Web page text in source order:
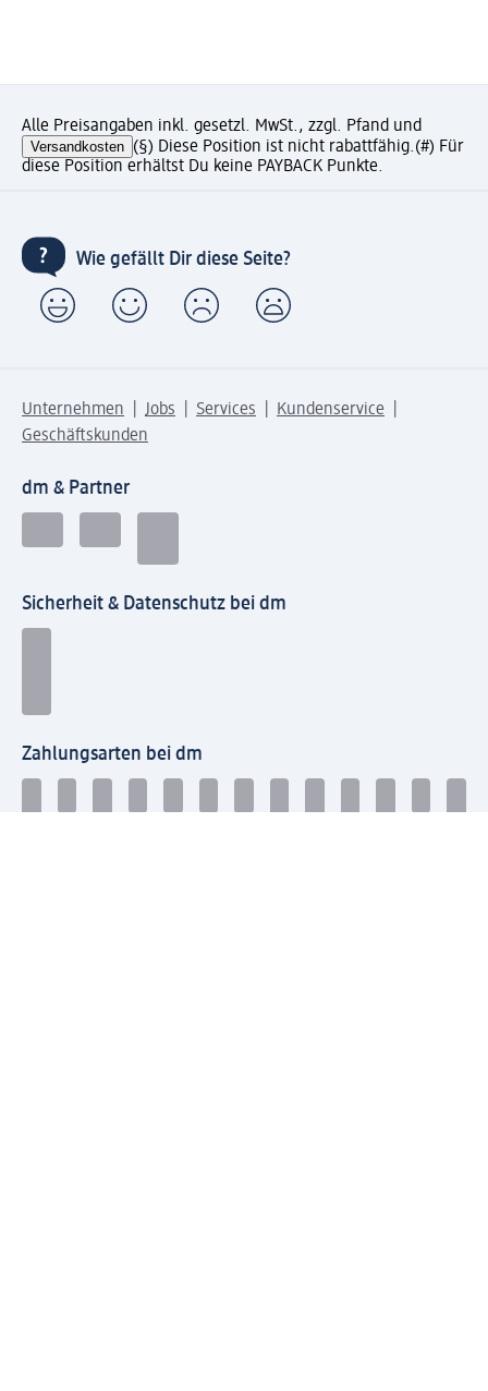
Alle Preisangaben inkl. gesetzl. MwSt., zzgl. Pfand und
Versandkosten (§) Diese Position ist nicht rabattfähig.(#) Für
diese Position erhältst Du keine PAYBACK Punkte.
Wie gefällt Dir diese Seite?
Unternehmen Jobs Services
Kundenservice
Geschäftskunden
dm & Partner
Sicherheit & Datenschutz bei dm
Zahlungsarten bei dm